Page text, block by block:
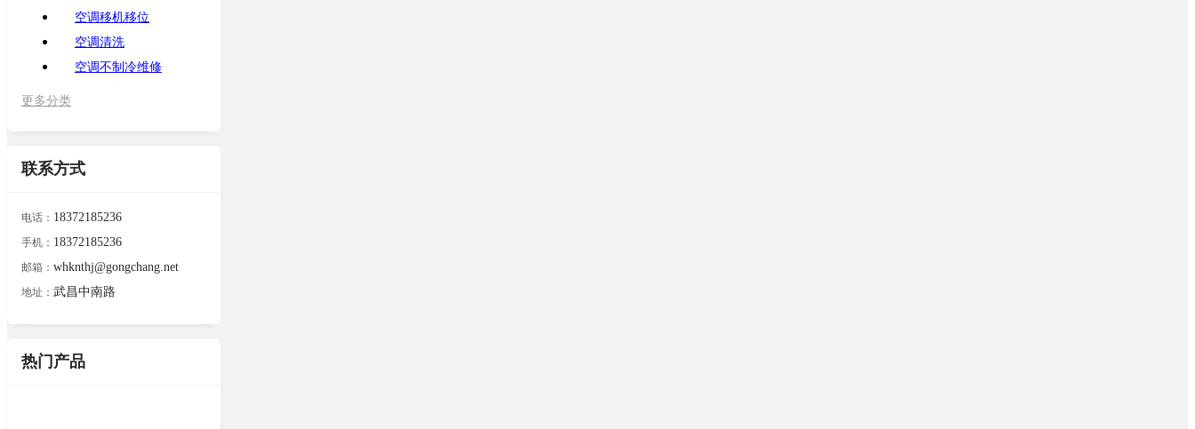
空调移机移位
空调清洗
空调不制冷维修
更多分类
联系方式
电话： 18372185236
手机： 18372185236
邮箱： whknthj@gongchang.net
地址： 武昌中南路
热门产品